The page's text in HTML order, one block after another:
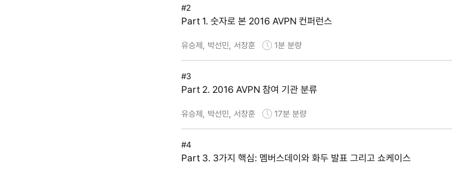
#2
Part 1. 숫자로 본 2016 AVPN 컨퍼런스
유승제, 박선민, 서창훈 1분 분량
#3
Part 2. 2016 AVPN 참여 기관 분류
유승제, 박선민, 서창훈 17분 분량
#4
Part 3. 3가지 핵심: 멤버스데이와 화두 발표 그리고 쇼케이스